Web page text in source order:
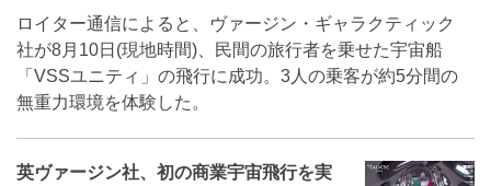
ロイター通信によると、ヴァージン・ギャラクティック
社が8月10日(現地時間)、民間の旅行者を乗せた宇宙船
「VSSユニティ」の飛行に成功。3人の乗客が約5分間の
無重力環境を体験した。
英ヴァージン社、初の商業宇宙飛行を実